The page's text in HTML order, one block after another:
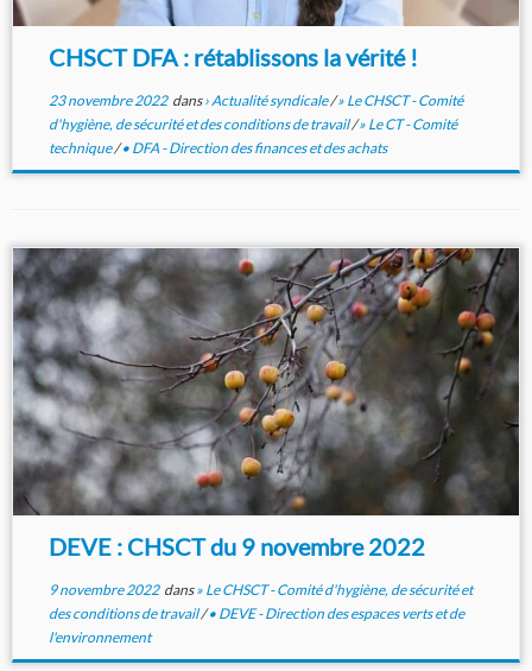
CHSCT DFA : rétablissons la vérité !
23 novembre 2022dans› Actualité syndicale/» Le CHSCT - Comité
d'hygiène, de sécurité et des conditions de travail/» Le CT - Comité
technique/• DFA - Direction des finances et des achats
DEVE : CHSCT du 9 novembre 2022
9 novembre 2022dans» Le CHSCT - Comité d'hygiène, de sécurité et
des conditions de travail/• DEVE - Direction des espaces verts et de
l'environnement